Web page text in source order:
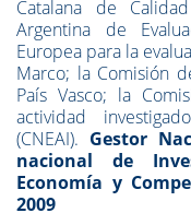
Catalana de
Argentina de
Europea para la
Marco; la Comisión
País Vasco; la
actividad
(CNEAI). Gestor
nacional de
Economía y
2009